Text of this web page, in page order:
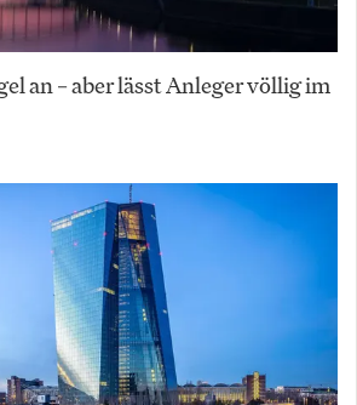
an – aber lässt Anleger völlig im